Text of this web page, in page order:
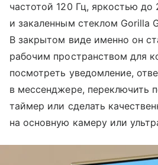
частотой 120 Гц, яркостью до
и закаленным стеклом Gorilla
В закрытом виде именно он
рабочим пространством для
посмотреть уведомление,
в мессенджере, переключить
таймер или сделать
на основную камеру или